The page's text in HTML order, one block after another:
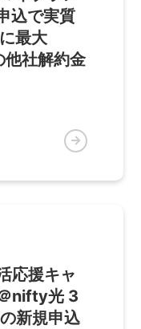
込で実質
最大
社解約金
応援キャ
nifty光 3
新規申込